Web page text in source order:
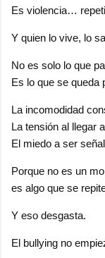
Es violencia…
Y quien lo vive, lo
No es solo lo que
Es lo que se queda
La incomodidad
La tensión al llegar
El miedo a ser
Porque no es un
es algo que se
Y eso desgasta.
El bullying no